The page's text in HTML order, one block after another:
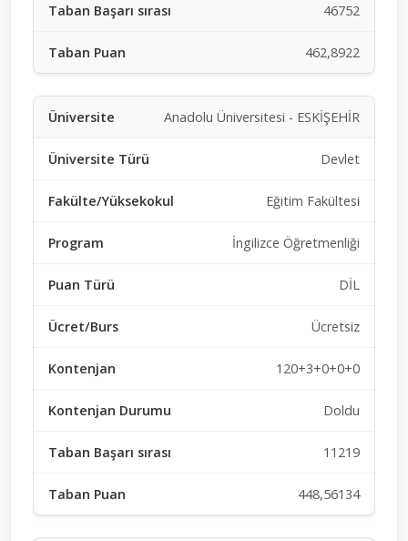
46752
462,8922
Anadolu Üniversitesi - ESKİŞEHİR
Devlet
Eğitim Fakültesi
İngilizce Öğretmenliği
DİL
Ücretsiz
120+3+0+0+0
Doldu
11219
448,56134